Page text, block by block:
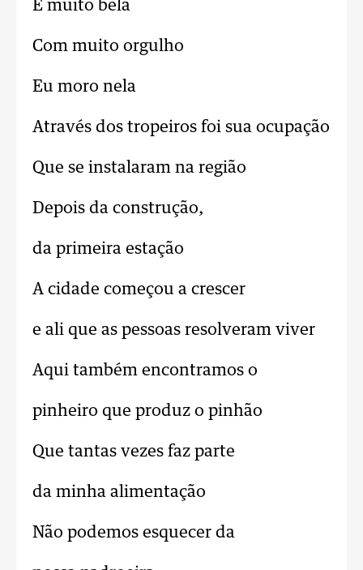
É muito bela
Com muito orgulho
Eu moro nela
Através dos tropeiros foi sua ocupação
Que se instalaram na região
Depois da construção,
da primeira estação
A cidade começou a crescer
e ali que as pessoas resolveram viver
Aqui também encontramos o
pinheiro que produz o pinhão
Que tantas vezes faz parte
da minha alimentação
Não podemos esquecer da